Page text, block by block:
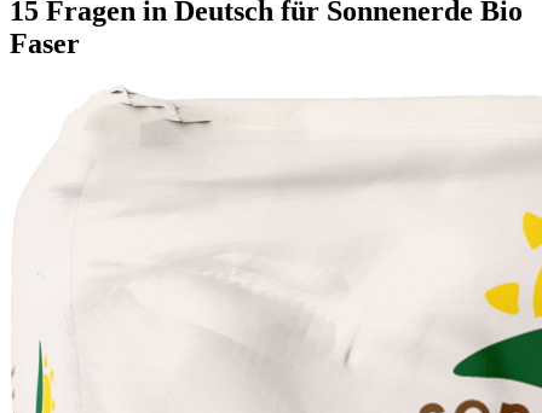
15 Fragen in Deutsch für Sonnenerde Bio
Faser